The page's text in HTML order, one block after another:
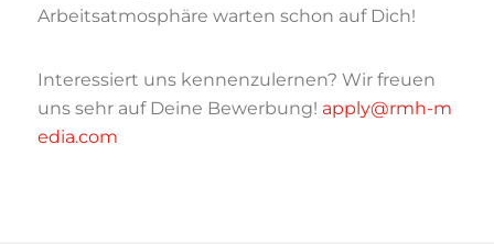
Arbeitsatmosphäre warten schon auf Dich!
Interessiert uns kennenzulernen? Wir freuen
uns sehr auf Deine Bewerbung! apply@rmh-m
edia.com